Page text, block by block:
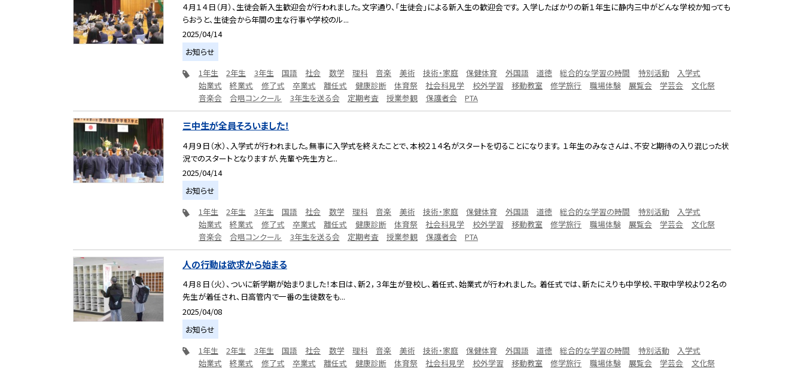
４月１４日（月）、生徒会新入生歓迎会が行われました。文字通り、「生徒会」による新入生の歓迎会です。 入学したばかりの新１年生に静内三中がどんな学校か知っても
らおうと、生徒会から年間の主な行事や学校のル...
2025/04/14
お知らせ
1年生
2年生 3年生 国語 社会 数学 理科 音楽 美術 技術・家庭 保健体育 外国語 道徳 総合的な学習の時間 特別活動
入学式
始業式
終業式 修了式 卒業式 離任式 健康診断 体育祭 社会科見学 校外学習 移動教室 修学旅行 職場体験 展覧会 学芸会
文化祭
音楽会
合唱コンクール 3年生を送る会 定期考査 授業参観 保護者会 PTA
三中生が全員そろいました！
４月９日（水）、入学式が行われました。無事に入学式を終えたことで、本校２１４名がスタートを切ることになります。 １年生のみなさんは、不安と期待の入り混じった状
況でのスタートとなりますが、先輩や先生方と...
2025/04/14
お知らせ
1年生
2年生 3年生 国語 社会 数学 理科 音楽 美術 技術・家庭 保健体育 外国語 道徳 総合的な学習の時間 特別活動
入学式
始業式
終業式 修了式 卒業式 離任式 健康診断 体育祭 社会科見学 校外学習 移動教室 修学旅行 職場体験 展覧会 学芸会
文化祭
音楽会
合唱コンクール 3年生を送る会 定期考査 授業参観 保護者会 PTA
人の行動は欲求から始まる
４月８日（火）、ついに新学期が始まりました！本日は、新２，３年生が登校し、着任式、始業式が行われました。 着任式では、新たにえりも中学校、平取中学校より２名の
先生が着任され、日高管内で一番の生徒数をも...
2025/04/08
お知らせ
1年生
2年生 3年生 国語 社会 数学 理科 音楽 美術 技術・家庭 保健体育 外国語 道徳 総合的な学習の時間 特別活動
入学式
始業式
終業式 修了式 卒業式 離任式 健康診断 体育祭 社会科見学 校外学習 移動教室 修学旅行 職場体験 展覧会 学芸会 文化祭